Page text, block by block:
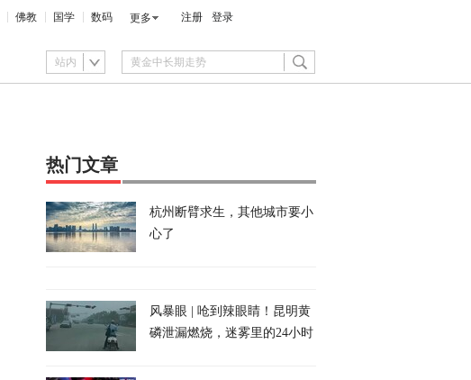
佛教 国学 数码 更多 注册 登录
站内
热门文章
杭州断臂求生，其他城市要小
心了
风暴眼 | 呛到辣眼睛！昆明黄
磷泄漏燃烧，迷雾里的24小时